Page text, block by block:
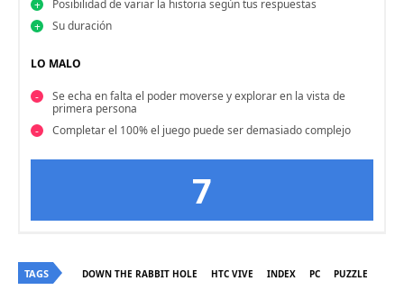
Posibilidad de variar la historia según tus respuestas
Su duración
LO MALO
Se echa en falta el poder moverse y explorar en la vista de
primera persona
Completar el 100% el juego puede ser demasiado complejo
7
TAGS DOWN THE RABBIT HOLE HTC VIVE INDEX PC
PUZZLE